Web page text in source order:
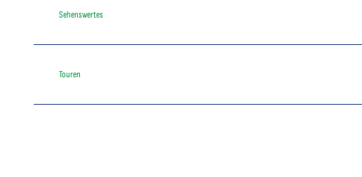
Sehenswertes
Touren